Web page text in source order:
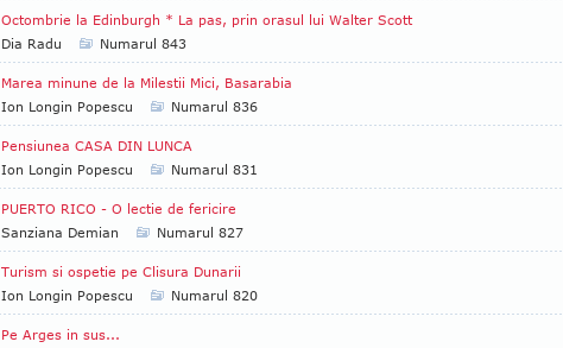
Octombrie la Edinburgh * La pas, prin orasul lui Walter Scott
Dia Radu
Numarul 843
Marea minune de la Milestii Mici, Basarabia
Ion Longin Popescu
Numarul 836
Pensiunea CASA DIN LUNCA
Ion Longin Popescu
Numarul 831
PUERTO RICO - O lectie de fericire
Sanziana Demian
Numarul 827
Turism si ospetie pe Clisura Dunarii
Ion Longin Popescu
Numarul 820
Pe Arges in sus...